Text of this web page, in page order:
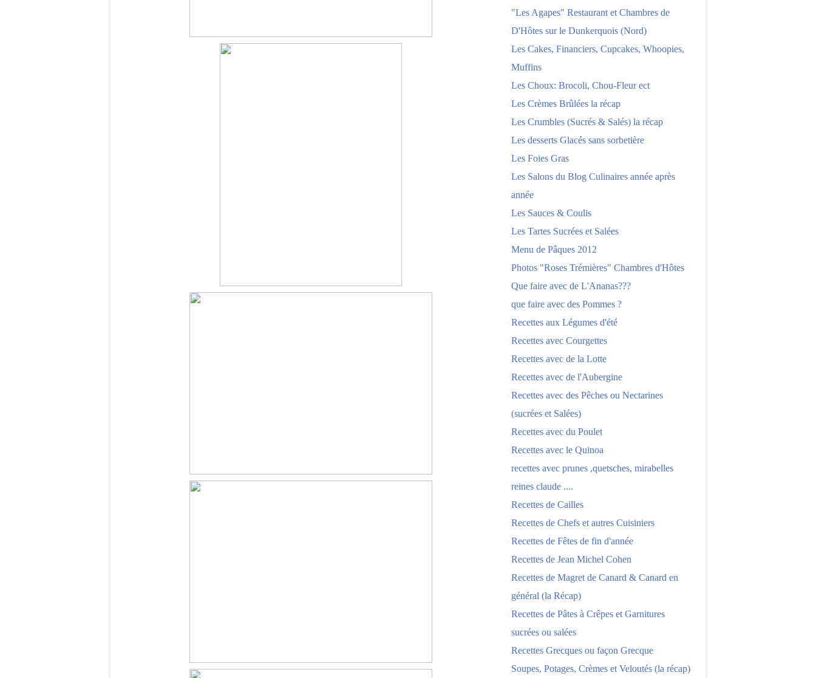
"Les Agapes" Restaurant et Chambres de
D'Hôtes sur le Dunkerquois (Nord)
Les Cakes, Financiers, Cupcakes, Whoopies,
Muffins
Les Choux: Brocoli, Chou-Fleur ect
Les Crèmes Brûlées la récap
Les Crumbles (Sucrés & Salés) la récap
Les desserts Glacés sans sorbetière
Les Foies Gras
Les Salons du Blog Culinaires année après
année
Les Sauces & Coulis
Les Tartes Sucrées et Salées
Menu de Pâques 2012
Photos "Roses Trémières" Chambres d'Hôtes
Que faire avec de L'Ananas???
que faire avec des Pommes ?
Recettes aux Légumes d'été
Recettes avec Courgettes
Recettes avec de la Lotte
Recettes avec de l'Aubergine
Recettes avec des Pêches ou Nectarines
(sucrées et Salées)
Recettes avec du Poulet
Recettes avec le Quinoa
recettes avec prunes ,quetsches, mirabelles
reines claude ....
Recettes de Cailles
Recettes de Chefs et autres Cuisiniers
Recettes de Fêtes de fin d'année
Recettes de Jean Michel Cohen
Recettes de Magret de Canard & Canard en
général (la Récap)
Recettes de Pâtes à Crêpes et Garnitures
sucrées ou salées
Recettes Grecques ou façon Grecque
Soupes, Potages, Crèmes et Veloutés (la récap)